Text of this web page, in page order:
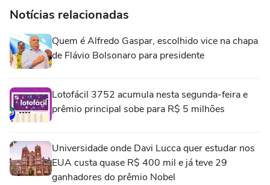
Notícias relacionadas
Quem é Alfredo Gaspar, escolhido vice na chapa
de Flávio Bolsonaro para presidente
Lotofácil 3752 acumula nesta segunda-feira e
prêmio principal sobe para R$ 5 milhões
Universidade onde Davi Lucca quer estudar nos
EUA custa quase R$ 400 mil e já teve 29
ganhadores do prêmio Nobel